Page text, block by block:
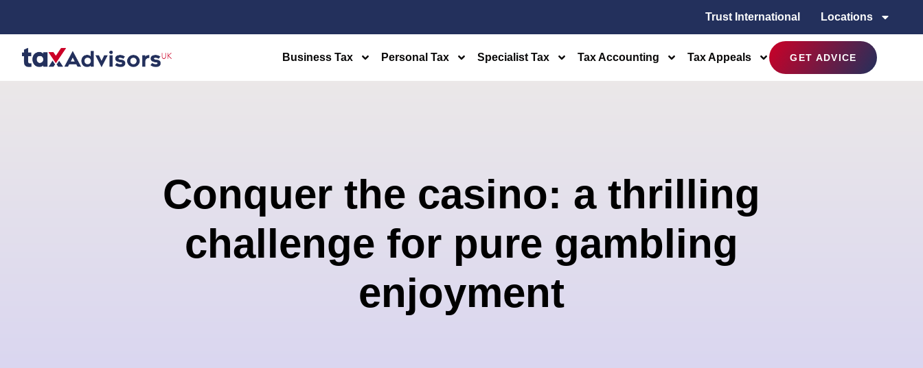
Trust International Locations
Business Tax Personal Tax Specialist Tax Tax Accounting Tax Appeals GET ADVICE
Conquer the casino: a thrilling
challenge for pure gambling
enjoyment